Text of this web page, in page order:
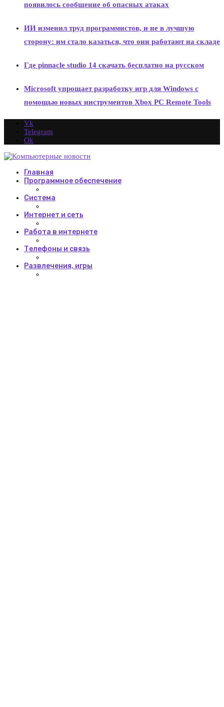
появилось сообщение об опасных атаках
ИИ изменил труд программистов, и не в лучшую
сторону: им стало казаться, что они работают на складе
Где pinnacle studio 14 скачать бесплатно на русском
Microsoft упрощает разработку игр для Windows с
помощью новых инструментов Xbox PC Remote Tools
Vk
Telegram
Ok
Главная
Программное обеспечение
Система
Интернет и сеть
Работа в интернете
Телефоны и связь
Развлечения, игры